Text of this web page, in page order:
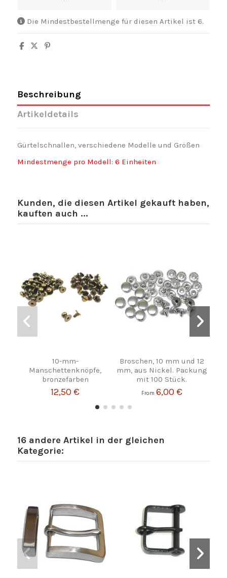
Die Mindestbestellmenge für diesen Artikel ist 6.
Beschreibung
Artikeldetails
Gürtelschnallen, verschiedene Modelle und Größen
Mindestmenge pro Modell: 6 Einheiten
Kunden, die diesen Artikel gekauft haben,
kauften auch ...
10-mm-
Manschettenknöpfe,
bronzefarben
12,50 €
Broschen, 10 mm und 12
mm, aus Nickel. Packung
mit 100 Stück.
From 6,00 €
16 andere Artikel in der gleichen
Kategorie: